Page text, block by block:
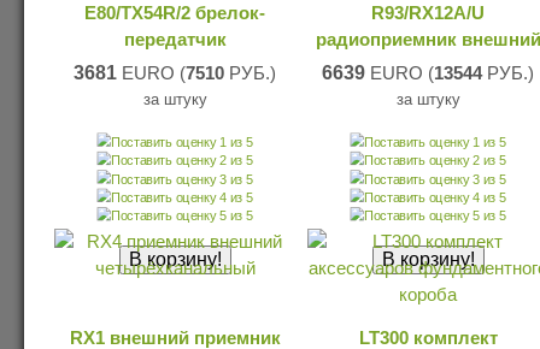
E80/TX54R/2 брелок-
передатчик
3681 EURO (7510 РУБ.)
за штуку
R93/RX12A/U
радиоприемник внешний
6639 EURO (13544РУБ.)
за штуку
RX1 внешний приемник
LT300 комплект